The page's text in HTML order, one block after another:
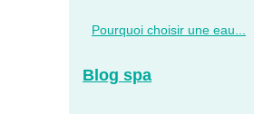
Pourquoi choisir une eau...
Blog spa